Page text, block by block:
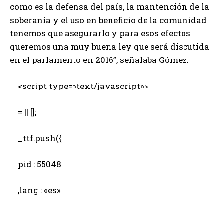
como es la defensa del país, la mantención de la
soberanía y el uso en beneficio de la comunidad
tenemos que asegurarlo y para esos efectos
queremos una muy buena ley que será discutida
en el parlamento en 2016”, señalaba Gómez.
<script type=»text/javascript»>
= || [];
_ttf.push({
pid : 55048
,lang : «es»